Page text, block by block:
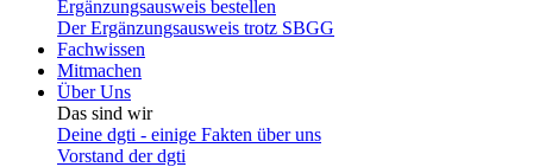
Ergänzungsausweis bestellen
Der Ergänzungsausweis trotz SBGG
Fachwissen
Mitmachen
Über Uns
Das sind wir
Deine dgti - einige Fakten über uns
Vorstand der dgti